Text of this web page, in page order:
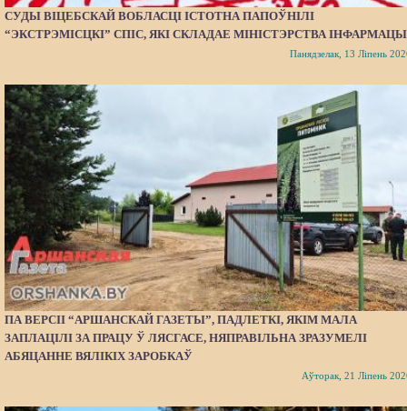
СУДЫ ВІЦЕБСКАЙ ВОБЛАСЦІ ІСТОТНА ПАПОЎНІЛІ
“ЭКСТРЭМІСЦКІ” СПІС, ЯКІ СКЛАДАЕ МІНІСТЭРСТВА
Панядзелак, 13 Ліпень
ПА ВЕРСІІ “АРШАНСКАЙ ГАЗЕТЫ”, ПАДЛЕТКІ, ЯКІМ МАЛА
ЗАПЛАЦІЛІ ЗА ПРАЦУ Ў ЛЯСГАСЕ, НЯПРАВІЛЬНА ЗРАЗУМЕЛІ
АБЯЦАННЕ ВЯЛІКІХ ЗАРОБКАЎ
Аўторак, 21 Ліпень